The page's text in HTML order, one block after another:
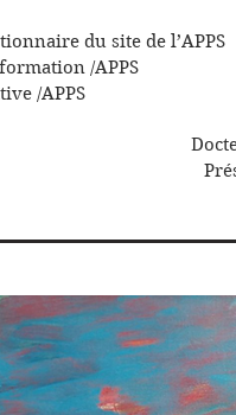
du site de l’APPS
/APPS
/APPS